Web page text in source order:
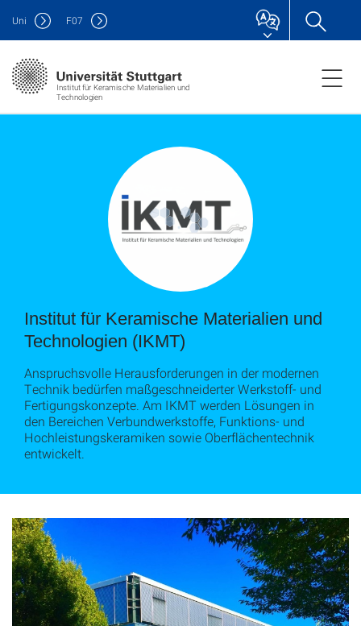
Institut für Keramische Materialien und
Technologien
Uni F07
Institut für Keramische Materialien und
Technologien (IKMT)
Anspruchsvolle Herausforderungen in der modernen
Technik bedürfen maßgeschneiderter Werkstoff- und
Fertigungskonzepte. Am IKMT werden Lösungen in
den Bereichen Verbundwerkstoffe, Funktions- und
Hochleistungskeramiken sowie Oberflächentechnik
entwickelt.